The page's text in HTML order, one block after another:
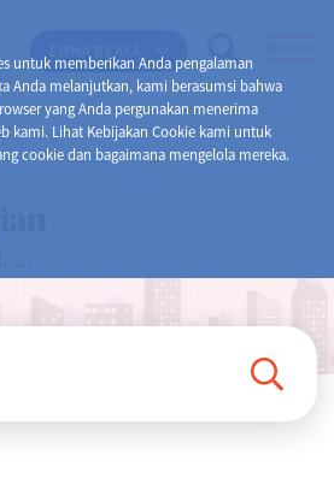
untuk memberikan Anda pengalaman
Anda melanjutkan, kami berasumsi bahwa
yang Anda pergunakan menerima
kami. Lihat Kebijakan Cookie kami untuk
cookie dan bagaimana mengelola mereka.